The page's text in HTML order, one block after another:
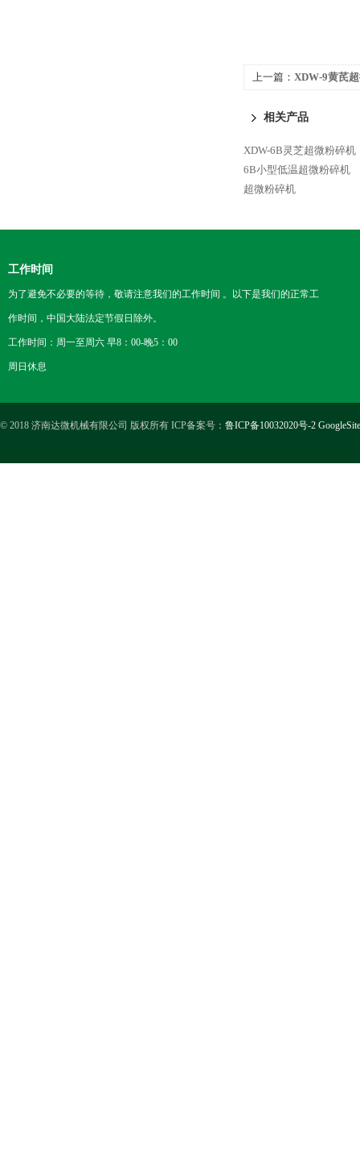
上一篇： XDW-9黄芪
相关产品
XDW-6B灵芝超微粉碎机
6B小型低温超微粉碎机
超微粉碎机
工作时间
为了避免不必要的等待，敬请注意我们的工作时间 。以下是我们的正常工
作时间，中国大陆法定节假日除外。
工作时间：周一至周六 早8：00-晚5：00
周日休息
© 2018 济南达微机械有限公司 版权所有 ICP备案号： 鲁ICP备10032020号-2